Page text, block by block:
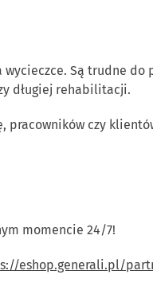
Są trudne
długiej rehabilitacji.
pracowników czy
momencie 24/7!
eshop.generali.pl/